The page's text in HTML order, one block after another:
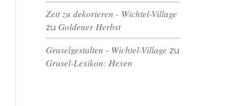
Zeit zu dekorieren - Wichtel-Village
zuGoldener Herbst
Gruselgestalten - Wichtel-Village zu
Grusel-Lexikon: Hexen